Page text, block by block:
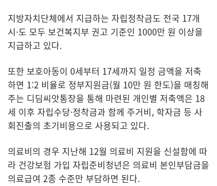
지방자치단체에서 지급하는 자립정착금도 전국 17개
시·도 모두 보건복지부 권고 기준인 1000만 원 이상을
지급하고 있다.
또한 보호아동이 0세부터 17세까지 일정 금액을 저축
하면 1:2 비율로 정부지원금(월 10만 원 한도)을 매칭해
주는 디딤씨앗통장을 통해 마련된 개인별 저축액은 18
세 이후 자립수당·정착금과 함께 주거비, 학자금 등 사
회진출의 초기비용으로 사용되고 있다.
의료비의 경우 지난해 12월 의료비 지원을 신설함에 따
라 건강보험 가입 자립준비청년은 의료비 본인부담금을
의료급여 2종 수준만 부담하면 된다.